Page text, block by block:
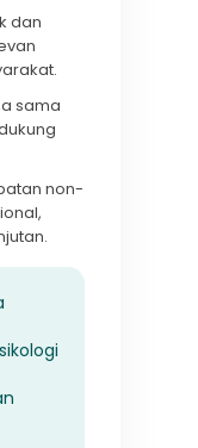
dan
sama
non-